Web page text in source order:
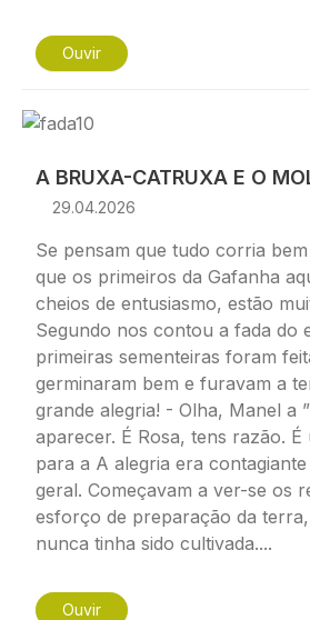
Ouvir
Imagem
A BRUXA-CATRUXA E O
29.04.2026
Se pensam que tudo corria
que os primeiros da Gafanha
cheios de entusiasmo, estão
Segundo nos contou a fada do
primeiras sementeiras foram
germinaram bem e furavam a
grande alegria! - Olha, Manel a
aparecer. É Rosa, tens razão.
para a A alegria era
geral. Começavam a ver-se os
esforço de preparação da
nunca tinha sido cultivada....
Ouvir